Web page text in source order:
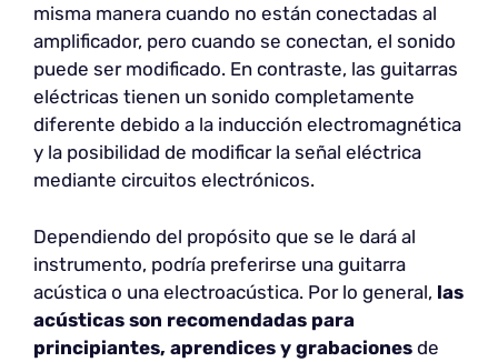
misma manera cuando no están conectadas al
amplificador, pero cuando se conectan, el sonido
puede ser modificado. En contraste, las guitarras
eléctricas tienen un sonido completamente
diferente debido a la inducción electromagnética
y la posibilidad de modificar la señal eléctrica
mediante circuitos electrónicos.
Dependiendo del propósito que se le dará al
instrumento, podría preferirse una guitarra
acústica o una electroacústica. Por lo general, las
acústicas son recomendadas para
principiantes, aprendices y grabaciones de